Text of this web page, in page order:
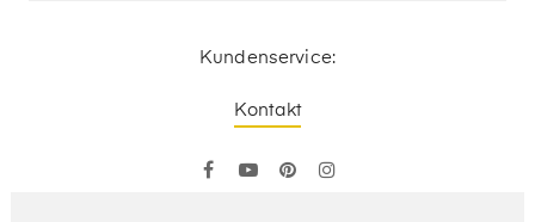
Kundenservice:
Kontakt
FacebookYouTubePinterest